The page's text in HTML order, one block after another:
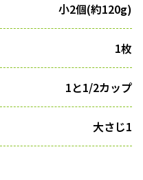
小2個(約120g)
1枚
1と1/2カップ
大さじ1